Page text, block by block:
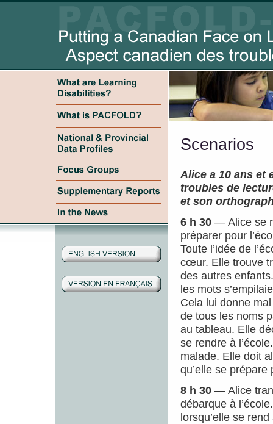
Scenarios
Alice a 10 ans et
troubles de
et son
6 h 30 — Alice se
préparer pour
Toute l’idée de
cœur. Elle trouve
des autres
les mots
Cela lui donne
de tous les noms
au tableau. Elle
se rendre à
malade. Elle doit
qu’elle se prépare
8 h 30 — Alice
débarque à
lorsqu’elle se